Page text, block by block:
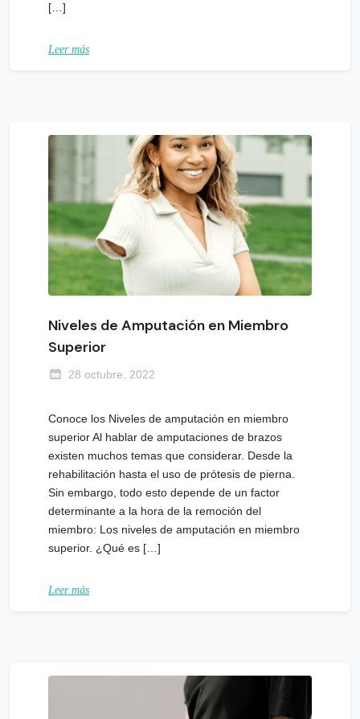
[…]
Leer más
Niveles de Amputación en Miembro
Superior
28 octubre, 2022
Conoce los Niveles de amputación en miembro
superior Al hablar de amputaciones de brazos
existen muchos temas que considerar. Desde la
rehabilitación hasta el uso de prótesis de pierna.
Sin embargo, todo esto depende de un factor
determinante a la hora de la remoción del
miembro: Los niveles de amputación en miembro
superior. ¿Qué es […]
Leer más